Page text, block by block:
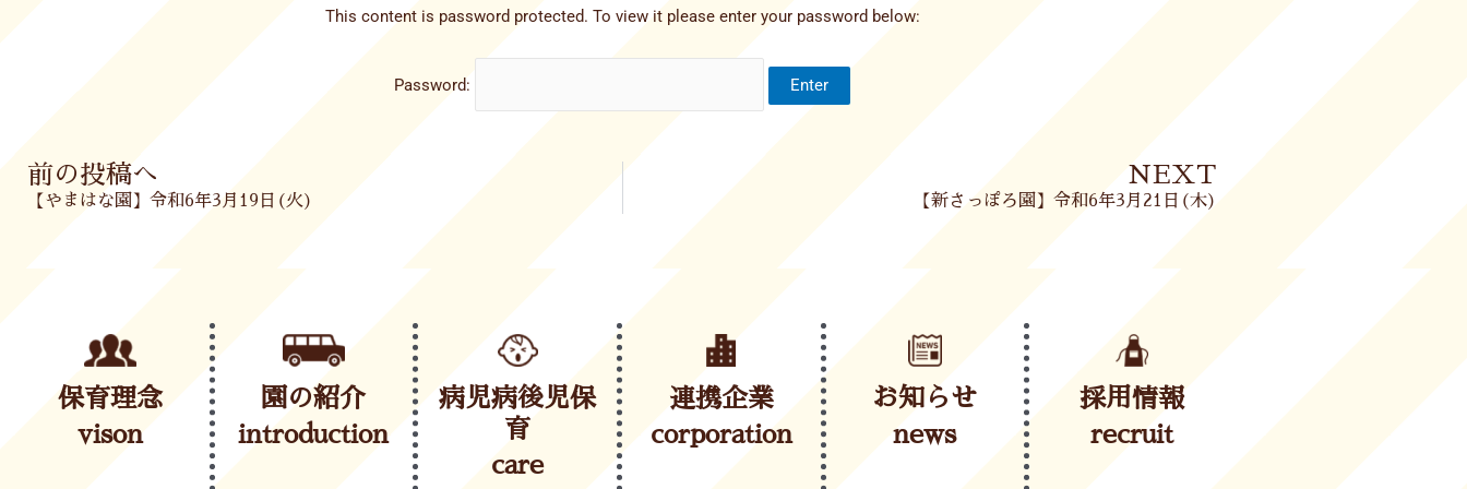
This content is password protected. To view it please enter your password below:
Password:
Prev
前の投稿へ
【やまはな園】令和6年3月19日(火)
NEXT
【新さっぽろ園】令和6年3月21日(木)
保育理念
vison
園の紹介
introduction
病児病後児保
育
care
連携企業
corporation
お知らせ
news
採用情報
recruit